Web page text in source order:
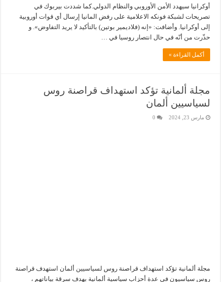
أوكرانيا سيهدد الأمن الأوروبي والنظام الدولي.كما شددت بيربوك في
تصريحات لشبكة فونكه الاعلامية على رفض المانيا إرسال أي قوات أوروبية
إلى أوكرانيا. وأضافت: «إنه (فلاديمير بوتين) بالتأكيد لا يريد التفاوض». و
حذّرت من أنّه في حال انتصار روسيا في …
أكمل القراءة »
مجلة ألمانية تؤكد استهداف قراصنة روس
لسياسيين ألمان
مارس 23, 2024 0
مجلة ألمانية تؤكد استهداف قراصنة روس لسياسيين ألمان استهدف قراصنة
روس سياسيون في عدة أحزاب سياسية ألمانية بهدف سرقة بياناتهم ،